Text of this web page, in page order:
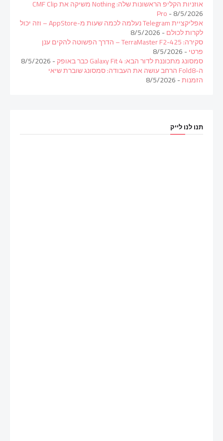
אוזניות הקליפ הראשונות שלה: Nothing משיקה את CMF Clip
Pro- 8/5/2026
אפליקציית Telegram נעלמה לכמה שעות מ-AppStore – וזה יכול
לקרות לכולם- 8/5/2026
סקירה: TerraMaster F2-425 – הדרך הפשוטה להקים ענן
פרטי- 8/5/2026
סמסונג מתכוננת לדור הבא: Galaxy Fit 4 כבר באופק - 8/5/2026
ה-Fold8 הרחב עושה את העבודה: סמסונג שוברת שיאי
הזמנות- 8/5/2026
תנו לנו לייק